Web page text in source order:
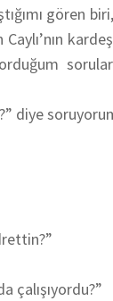
gören
diye
çalışıyordu?”